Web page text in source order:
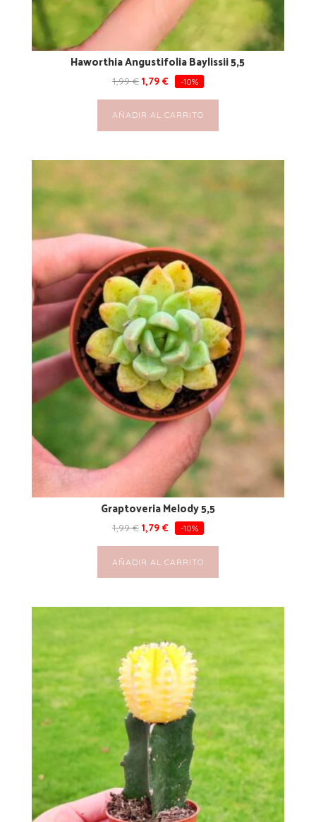
Haworthia Angustifolia Baylissii 5,5
1,99€ 1,79 € -10%
AÑADIR AL CARRITO
Graptoveria Melody 5,5
1,99€ 1,79 € -10%
AÑADIR AL CARRITO